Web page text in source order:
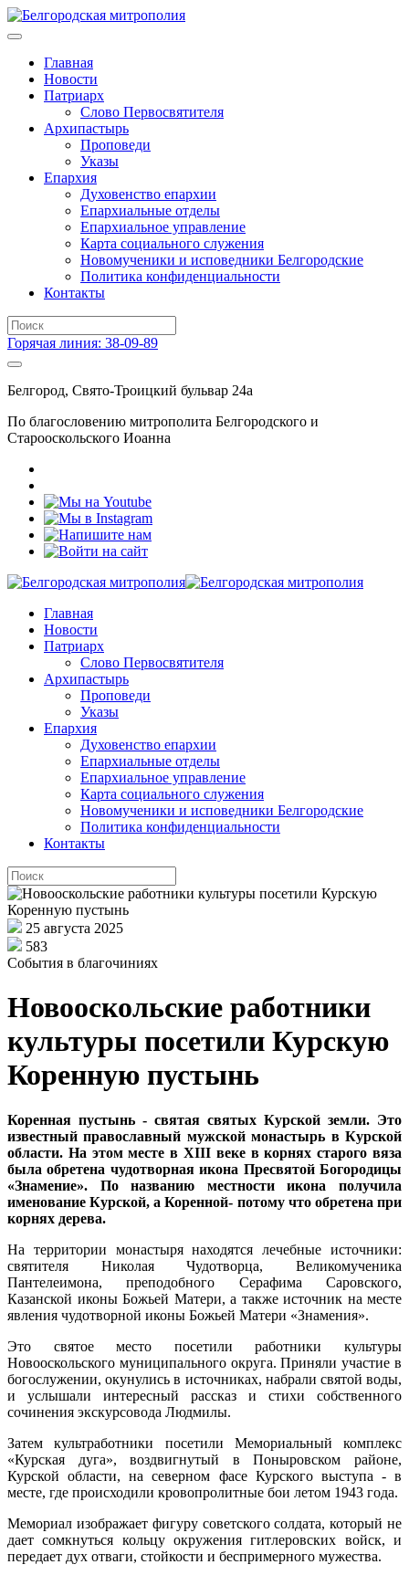
Главная
Новости
Патриарх
Слово Первосвятителя
Архипастырь
Проповеди
Указы
Епархия
Духовенство епархии
Епархиальные отделы
Епархиальное управление
Карта социального служения
Новомученики и исповедники Белгородские
Политика конфиденциальности
Контакты
Горячая линия: 38-09-89
Белгород, Свято-Троицкий бульвар 24а
По благословению митрополита Белгородского и
Старооскольского Иоанна
Главная
Новости
Патриарх
Слово Первосвятителя
Архипастырь
Проповеди
Указы
Епархия
Духовенство епархии
Епархиальные отделы
Епархиальное управление
Карта социального служения
Новомученики и исповедники Белгородские
Политика конфиденциальности
Контакты
25 августа 2025
583
События в благочиниях
Новооскольские работники
культуры посетили Курскую
Коренную пустынь
Коренная пустынь - святая святых Курской земли. Это
известный православный мужской монастырь в Курской
области. На этом месте в XIII веке в корнях старого вяза
была обретена чудотворная икона Пресвятой Богородицы
«Знамение». По названию местности икона получила
именование Курской, а Коренной- потому что обретена при
корнях дерева.
На территории монастыря находятся лечебные источники:
святителя Николая Чудотворца, Великомученика
Пантелеимона, преподобного Серафима Саровского,
Казанской иконы Божьей Матери, а также источник на месте
явления чудотворной иконы Божьей Матери «Знамения».
Это святое место посетили работники культуры
Новооскольского муниципального округа. Приняли участие в
богослужении, окунулись в источниках, набрали святой воды,
и услышали интересный рассказ и стихи собственного
сочинения экскурсовода Людмилы.
Затем культработники посетили Мемориальный комплекс
«Курская дуга», воздвигнутый в Поныровском районе,
Курской области, на северном фасе Курского выступа - в
месте, где происходили кровопролитные бои летом 1943 года.
Мемориал изображает фигуру советского солдата, который не
дает сомкнуться кольцу окружения гитлеровских войск, и
передает дух отваги, стойкости и беспримерного мужества.